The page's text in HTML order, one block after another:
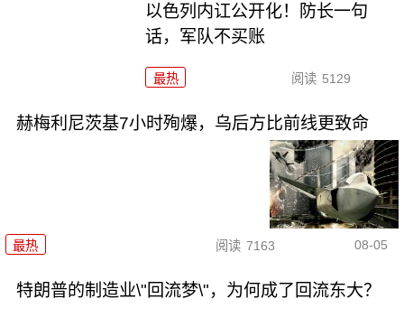
以色列内讧公开化！防长一句
话，军队不买账
最热 阅读 5129
赫梅利尼茨基7小时殉爆，乌后方比前线更致命
最热 阅读 7163 08-05
特朗普的制造业\"回流梦\"，为何成了回流东大？